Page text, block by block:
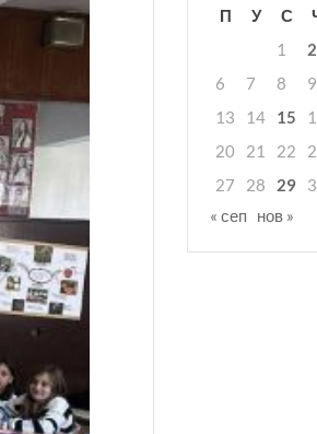
П У С
1
2
6
7 8 9
13
14 15
20
21 22
27
28 29
« сеп
нов »